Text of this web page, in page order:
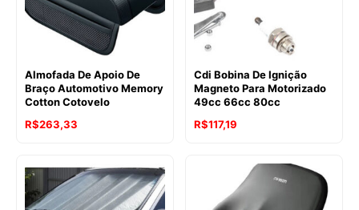
Almofada De Apoio De
Braço Automotivo Memory
Cotton Cotovelo
R$263,33
Cdi Bobina De Ignição
Magneto Para Motorizado
49cc 66cc 80cc
R$117,19